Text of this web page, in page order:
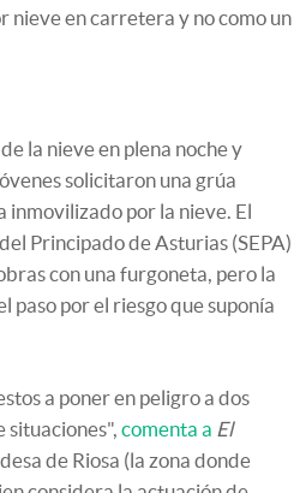
nieve en carretera y no como un
la nieve en plena noche y
solicitaron una grúa
inmovilizado por la nieve. El
Principado de Asturias (SEPA)
con una furgoneta, pero la
paso por el riesgo que suponía
a poner en peligro a dos
situaciones", comenta a El
de Riosa (la zona donde